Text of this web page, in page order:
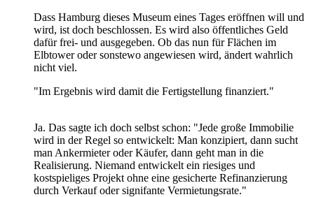
Dass Hamburg dieses Museum eines Tages eröffnen will und
wird, ist doch beschlossen. Es wird also öffentliches Geld
dafür frei- und ausgegeben. Ob das nun für Flächen im
Elbtower oder sonstewo angewiesen wird, ändert wahrlich
nicht viel.
"Im Ergebnis wird damit die Fertigstellung finanziert."
Ja. Das sagte ich doch selbst schon: "Jede große Immobilie
wird in der Regel so entwickelt: Man konzipiert, dann sucht
man Ankermieter oder Käufer, dann geht man in die
Realisierung. Niemand entwickelt ein riesiges und
kostspieliges Projekt ohne eine gesicherte Refinanzierung
durch Verkauf oder signifante Vermietungsrate."